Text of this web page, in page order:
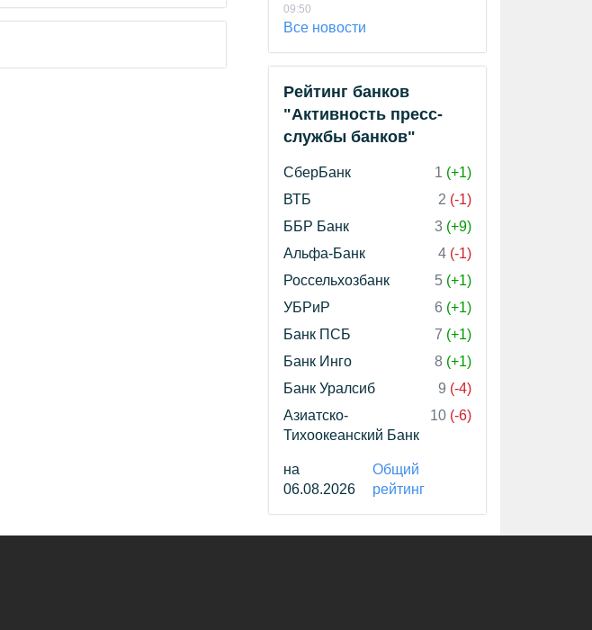
09:50
Все новости
Рейтинг банков
"Активность пресс-
службы банков"
СберБанк 1 (+1)
ВТБ
2 (-1)
ББР Банк
3 (+9)
Альфа-Банк
4 (-1)
Россельхозбанк
5 (+1)
УБРиР
6 (+1)
Банк ПСБ
7 (+1)
Банк Инго
8 (+1)
Банк Уралсиб
9 (-4)
Азиатско-
Тихоокеанский Банк
10 (-6)
на
06.08.2026
Общий
рейтинг